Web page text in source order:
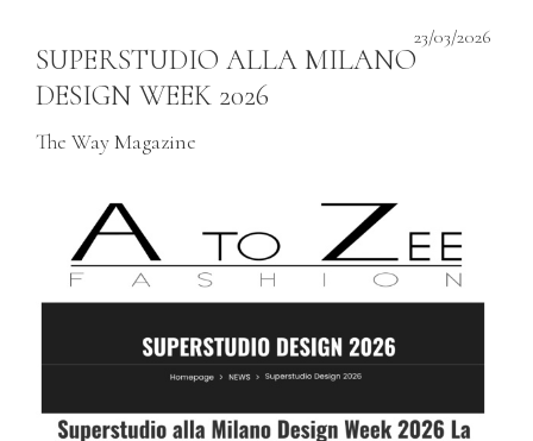
23/03/2026
SUPERSTUDIO ALLA MILANO
DESIGN WEEK 2026
The Way Magazine